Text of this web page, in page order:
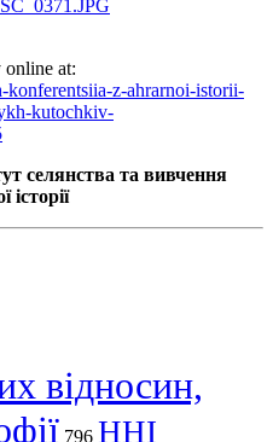
online at:
konferentsiia-z-ahrarnoi-istorii-
kutochkiv-
селянства та вивчення
історії
відносин,
796 ННІ